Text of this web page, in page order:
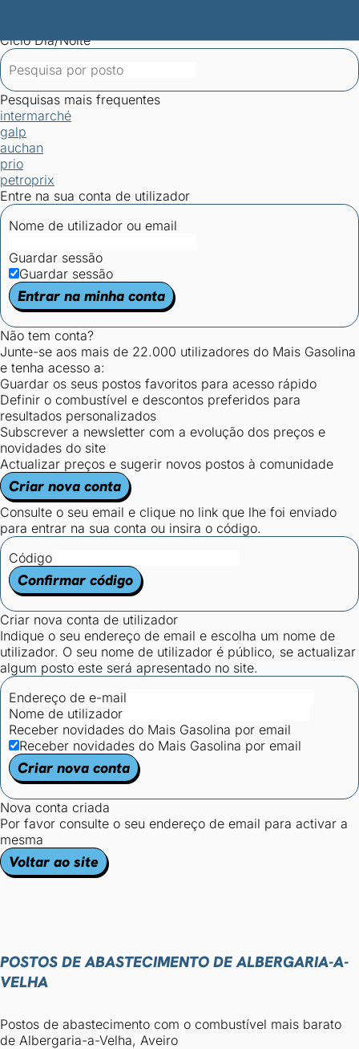
Ciclo Dia/Noite
Pesquisas mais frequentes
intermarché
galp
auchan
prio
petroprix
Entre na sua conta de utilizador
Nome de utilizador ou email
Guardar sessão
Guardar sessão
Entrar na minha conta
Não tem conta?
Junte-se aos mais de 22.000 utilizadores do Mais Gasolina
e tenha acesso a:
Guardar os seus postos favoritos para acesso rápido
Definir o combustível e descontos preferidos para
resultados personalizados
Subscrever a newsletter com a evolução dos preços e
novidades do site
Actualizar preços e sugerir novos postos à comunidade
Criar nova conta
Consulte o seu email e clique no link que lhe foi enviado
para entrar na sua conta ou insira o código.
Código
Confirmar código
Criar nova conta de utilizador
Indique o seu endereço de email e escolha um nome de
utilizador. O seu nome de utilizador é público, se actualizar
algum posto este será apresentado no site.
Endereço de e-mail
Nome de utilizador
Receber novidades do Mais Gasolina por email
Receber novidades do Mais Gasolina por email
Criar nova conta
Nova conta criada
Por favor consulte o seu endereço de email para activar a
mesma
Voltar ao site
POSTOS DE ABASTECIMENTO DE ALBERGARIA-A-
VELHA
Postos de abastecimento com o combustível mais barato
de Albergaria-a-Velha, Aveiro